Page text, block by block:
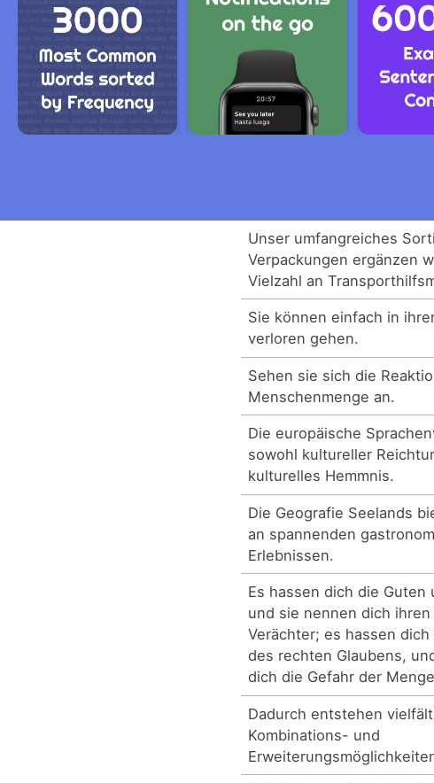
Unser umfangreiches
Verpackungen ergänzen
Vielzahl an
Sie können einfach in
verloren gehen.
Sehen sie sich die
Menschenmenge an.
Die europäische
sowohl kultureller
kulturelles Hemmnis.
Die Geografie Seelands
an spannenden
Erlebnissen.
Es hassen dich die Guten
und sie nennen dich ihren
Verächter; es hassen dich
des rechten Glaubens,
dich die Gefahr der
Dadurch entstehen
Kombinations- und